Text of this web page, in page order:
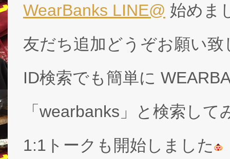
WearBanks LINE@ 始めま
友だち追加どうぞお願い致
ID検索でも簡単に
「wearbanks」と検索して
1:1トークも開始しました